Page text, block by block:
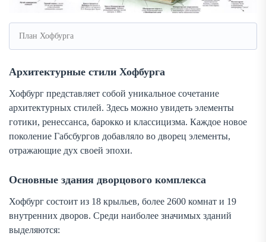
План Хофбурга
Архитектурные стили Хофбурга
Хофбург представляет собой уникальное сочетание
архитектурных стилей. Здесь можно увидеть элементы
готики, ренессанса, барокко и классицизма. Каждое новое
поколение Габсбургов добавляло во дворец элементы,
отражающие дух своей эпохи.
Основные здания дворцового комплекса
Хофбург состоит из 18 крыльев, более 2600 комнат и 19
внутренних дворов. Среди наиболее значимых зданий
выделяются: